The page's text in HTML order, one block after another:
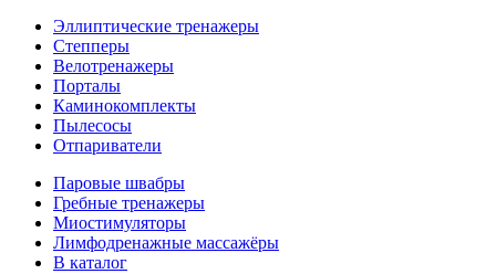
Эллиптические тренажеры
Степперы
Велотренажеры
Порталы
Каминокомплекты
Пылесосы
Отпариватели
Паровые швабры
Гребные тренажеры
Миостимуляторы
Лимфодренажные массажёры
В каталог